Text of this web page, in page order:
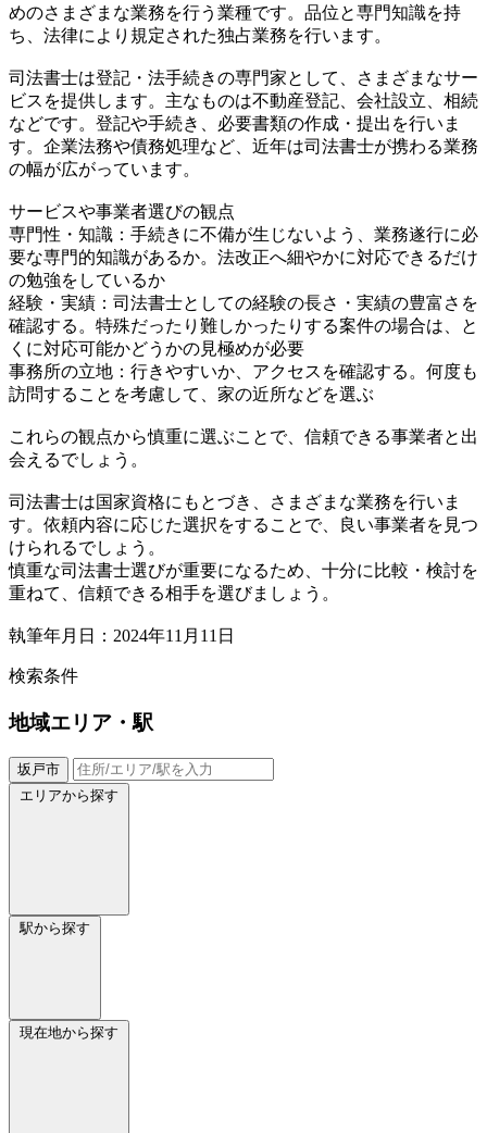
めのさまざまな業務を行う業種です。品位と専門知識を持
ち、法律により規定された独占業務を行います。
司法書士は登記・法手続きの専門家として、さまざまなサー
ビスを提供します。主なものは不動産登記、会社設立、相続
などです。登記や手続き、必要書類の作成・提出を行いま
す。企業法務や債務処理など、近年は司法書士が携わる業務
の幅が広がっています。
サービスや事業者選びの観点
専門性・知識：手続きに不備が生じないよう、業務遂行に必
要な専門的知識があるか。法改正へ細やかに対応できるだけ
の勉強をしているか
経験・実績：司法書士としての経験の長さ・実績の豊富さを
確認する。特殊だったり難しかったりする案件の場合は、と
くに対応可能かどうかの見極めが必要
事務所の立地：行きやすいか、アクセスを確認する。何度も
訪問することを考慮して、家の近所などを選ぶ
これらの観点から慎重に選ぶことで、信頼できる事業者と出
会えるでしょう。
司法書士は国家資格にもとづき、さまざまな業務を行いま
す。依頼内容に応じた選択をすることで、良い事業者を見つ
けられるでしょう。
慎重な司法書士選びが重要になるため、十分に比較・検討を
重ねて、信頼できる相手を選びましょう。
執筆年月日：2024年11月11日
検索条件
地域エリア・駅
坂戸市
エリアから探す
駅から探す
現在地から探す